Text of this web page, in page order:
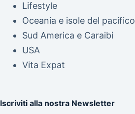
Lifestyle
Oceania e isole del pacifico
Sud America e Caraibi
USA
Vita Expat
Iscriviti alla nostra Newsletter